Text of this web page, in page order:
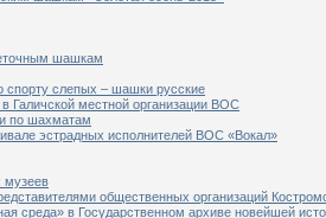
шашкам
спорту слепых – шашки русские
Галичской местной организации ВОС
по шахматам
эстрадных исполнителей ВОС «Вокал»
музеев
общественных организаций
среда» в Государственном архиве новейшей